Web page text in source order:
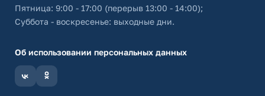
Пятница: 9:00 - 17:00 (перерыв 13:00 - 14:00);
Суббота - воскресенье: выходные дни.
Об использовании персональных данных